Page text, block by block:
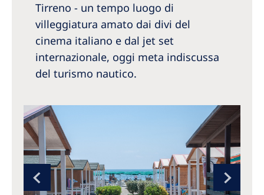
Tirreno - un tempo luogo di
villeggiatura amato dai divi del
cinema italiano e dal jet set
internazionale, oggi meta indiscussa
del turismo nautico.